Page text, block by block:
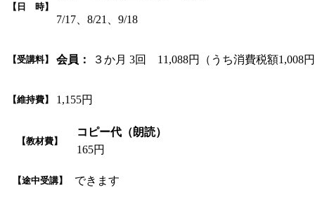
【日 時】
7/17、8/21、9/18
【受講料】 会員： ３か月 3回 11,088円（うち消費税額1,008
【維持費】 1,155円
【教材費】
コピー代（朗読）
165円
【途中受講】 できます